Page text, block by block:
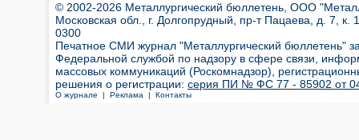
© 2002-2026 Металлургический бюллетень, ООО
Московская обл., г. Долгопрудный, пр-т Пацаева, д. 7,
0300
Печатное СМИ журнал "Металлургический бюллетень"
Федеральной службой по надзору в сфере связи,
массовых коммуникаций (Роскомнадзор),
решения о регистрации: серия ПИ № ФС 77 - 85902 от 04
О журнале | Реклама | Контакты